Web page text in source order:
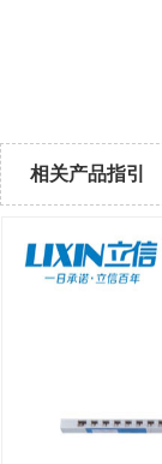
相关产品指引